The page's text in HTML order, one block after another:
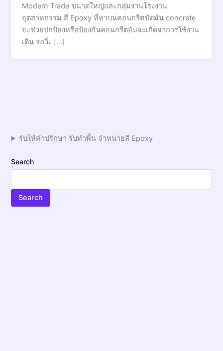
Modern Trade ขนาดใหญ่และกลุ่มงานโรงงาน
อุตสาหกรรม สี Epoxy ที่ทาบนคอนกรีตขัดมัน concrete
จะช่วยปกป้องหรือป้องกันคอนกรีตอันจะเกิดจาการใช้งาน
เดิน รถวิ่ง […]
รับให้คำปรึกษา รับทำพื้น จำหน่ายสี Epoxy
Search
Search